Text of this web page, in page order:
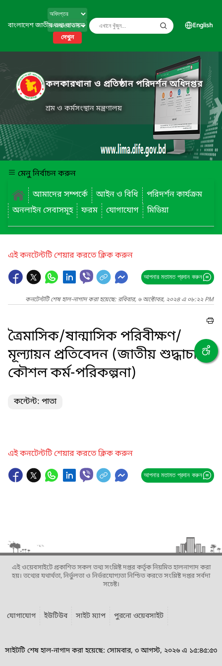
বাংলাদেশ জাতীয় তথ্য বাতায়ন
দেখুন
English
কলকারখানা ও প্রতিষ্ঠান পরিদর্শন অধিদপ্তর
শ্রম ও কর্মসংস্থান মন্ত্রণালয়
মেনু নির্বাচন করুন
আমাদের সম্পর্কে
আইন ও বিধি
পরিদর্শন কার্যক্রম
অনলাইন সেবাসমূহ
ফরম যোগাযোগ মিডিয়া
এই কনটেন্টটি শেয়ার করতে ক্লিক করুন
আপনার মতামত প্রদান করুন
কনটেন্টটি শেষ হাল-নাগাদ করা হয়েছে: রবিবার, ৬ অক্টোবর, ২০২৪ এ ০৮:২২ PM
ত্রৈমাসিক/ষান্মাসিক পরিবীক্ষণ/
মূল্যায়ন প্রতিবেদন (জাতীয় শুদ্ধাচার
কৌশল কর্ম-পরিকল্পনা)
কন্টেন্ট: পাতা
এই কনটেন্টটি শেয়ার করতে ক্লিক করুন
আপনার মতামত প্রদান করুন
এই ওয়েবসাইটে প্রকাশিত সকল তথ্য সংশ্লিষ্ট দপ্তর কর্তৃক নিয়মিত হালনাগাদ করা
হয়। তথ্যের যথার্থতা, নির্ভুলতা ও নির্ভরযোগ্যতা নিশ্চিত করতে সংশ্লিষ্ট দপ্তর সর্বদা
সচেষ্ট।
যোগাযোগ ইউটিউব সাইট ম্যাপ পুরনো ওয়েবসাইট
সাইটটি শেষ হাল-নাগাদ করা হয়েছে: সোমবার, ৩ আগস্ট, ২০২৬ এ ১৫:৪৫:৫৩